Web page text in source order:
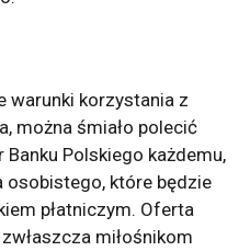
warunki korzystania z
można śmiało polecić
Polskiego każdemu,
osobistego, które będzie
płatniczym. Oferta
miłośnikom